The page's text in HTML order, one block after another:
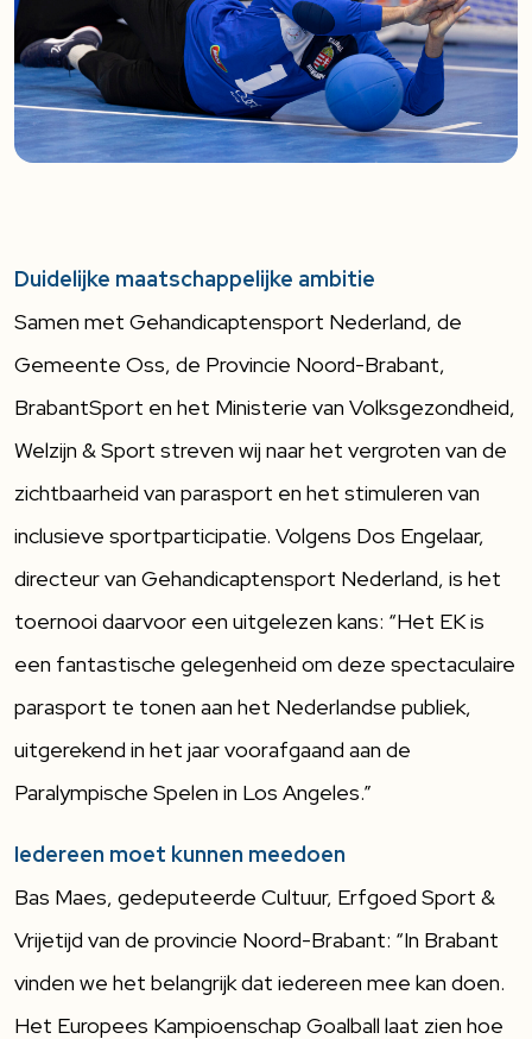
Duidelijke maatschappelijke ambitie
Samen met Gehandicaptensport Nederland, de
Gemeente Oss, de Provincie Noord-Brabant,
BrabantSport en het Ministerie van Volksgezondheid,
Welzijn & Sport streven wij naar het vergroten van de
zichtbaarheid van parasport en het stimuleren van
inclusieve sportparticipatie. Volgens Dos Engelaar,
directeur van Gehandicaptensport Nederland, is het
toernooi daarvoor een uitgelezen kans: “Het EK is
een fantastische gelegenheid om deze spectaculaire
parasport te tonen aan het Nederlandse publiek,
uitgerekend in het jaar voorafgaand aan de
Paralympische Spelen in Los Angeles.”
Iedereen moet kunnen meedoen
Bas Maes, gedeputeerde Cultuur, Erfgoed Sport &
Vrijetijd van de provincie Noord-Brabant: “In Brabant
vinden we het belangrijk dat iedereen mee kan doen.
Het Europees Kampioenschap Goalball laat zien hoe